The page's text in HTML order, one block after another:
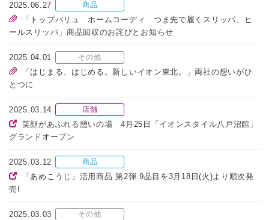
2025.06.27 商品
「トップバリュ ホームコーディ つま先で履くスリッパ、ヒ
ールスリッパ」商品回収のお詫びとお知らせ
2025.04.01 その他
「はじまる、はじめる。新しいイオン東北。」両社の想いがひ
とつに
2025.03.14 店舗
笑顔があふれる憩いの場 4月25日「イオンスタイル八戸沼館」
グランドオープン
2025.03.12 商品
「あめこうじ」活用商品 第2弾 9品目を3月18日(火)より順次発
売!
2025.03.03 その他